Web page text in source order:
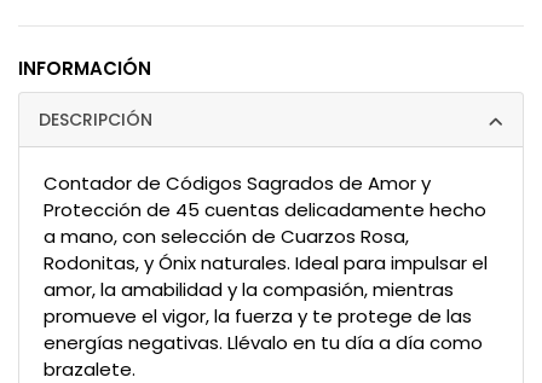
INFORMACIÓN
DESCRIPCIÓN
Contador de Códigos Sagrados de Amor y
Protección de 45 cuentas delicadamente hecho
a mano, con selección de Cuarzos Rosa,
Rodonitas, y Ónix naturales. Ideal para impulsar el
amor, la amabilidad y la compasión, mientras
promueve el vigor, la fuerza y te protege de las
energías negativas. Llévalo en tu día a día como
brazalete.